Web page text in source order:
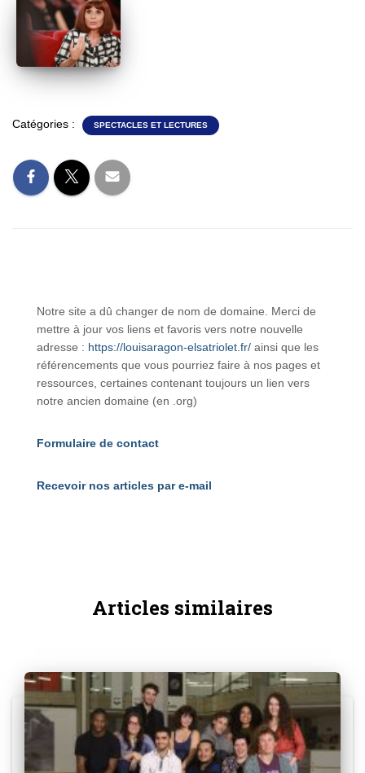
Catégories : SPECTACLES ET LECTURES
Notre site a dû changer de nom de domaine. Merci de
mettre à jour vos liens et favoris vers notre nouvelle
adresse : https://louisaragon-elsatriolet.fr/ ainsi que les
référencements que vous pourriez faire à nos pages et
ressources, certaines contenant toujours un lien vers
notre ancien domaine (en .org)
Formulaire de contact
Recevoir nos articles par e-mail
Articles similaires